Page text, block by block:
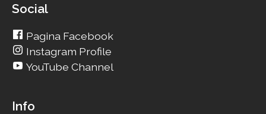
Social
Pagina Facebook
Instagram Profile
YouTube Channel
Info